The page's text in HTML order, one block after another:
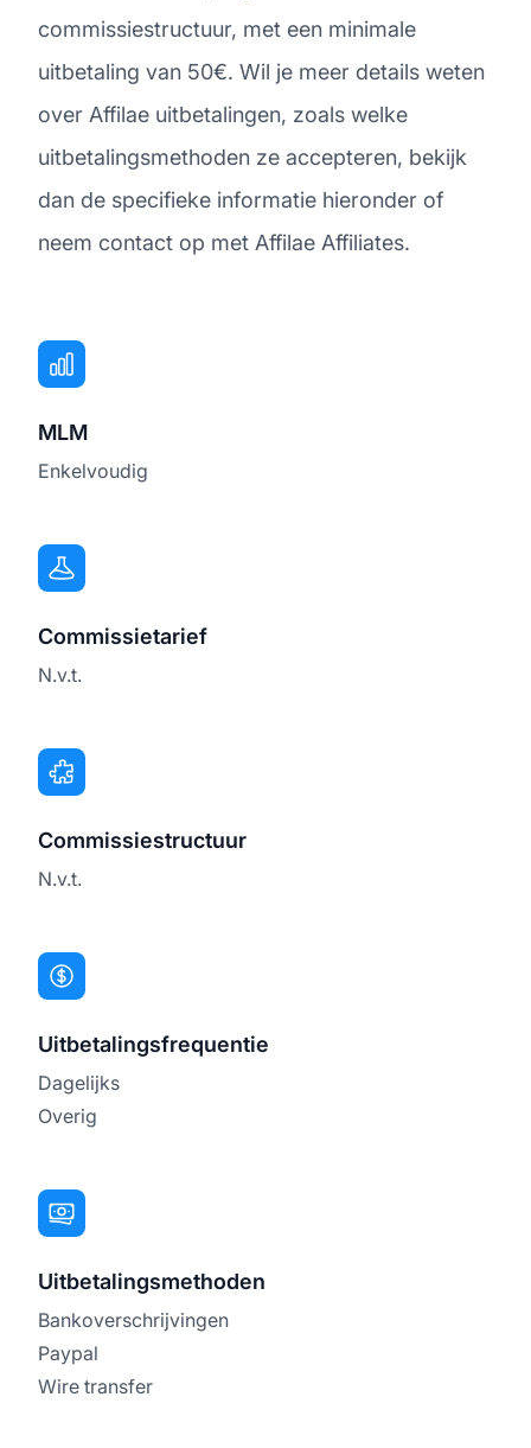
commissiestructuur, met een minimale
uitbetaling van 50€. Wil je meer details weten
over Affilae uitbetalingen, zoals welke
uitbetalingsmethoden ze accepteren, bekijk
dan de specifieke informatie hieronder of
neem contact op met Affilae Affiliates.
MLM
Enkelvoudig
Commissietarief
N.v.t.
Commissiestructuur
N.v.t.
Uitbetalingsfrequentie
Dagelijks
Overig
Uitbetalingsmethoden
Bankoverschrijvingen
Paypal
Wire transfer